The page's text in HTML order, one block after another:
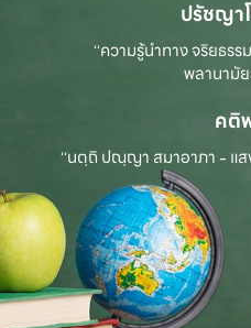
ปรัชญา
“ความรู้นำทาง จริยธรร
พลานามั
คติ
“นตฺถิ ปณฺญา สมาอาภา - แ